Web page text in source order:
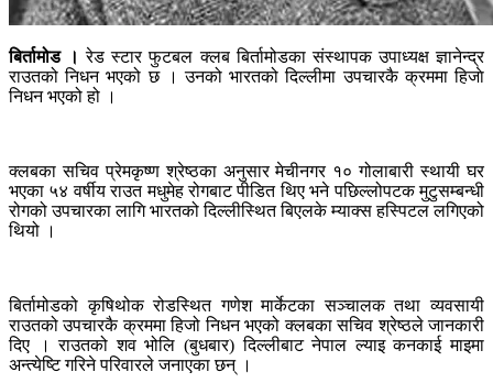
बिर्तामोड । रेड स्टार फुटबल क्लब बिर्तामोडका संस्थापक उपाध्यक्ष ज्ञानेन्द्र
राउतको निधन भएको छ । उनको भारतको दिल्लीमा उपचारकै क्रममा हिजाे
निधन भएको हो ।
क्लबका सचिव प्रेमकृष्ण श्रेष्ठका अनुसार मेचीनगर १० गोलाबारी स्थायी घर
भएका ५४ वर्षीय राउत मधुमेह रोगबाट पीडित थिए भने पछिल्लोपटक मुटुसम्बन्धी
रोगको उपचारका लागि भारतको दिल्लीस्थित बिएलके म्याक्स हस्पिटल लगिएको
थियो ।
बिर्तामोडको कृषिथोक रोडस्थित गणेश मार्केटका सञ्चालक तथा व्यवसायी
राउतको उपचारकै क्रममा हिजो निधन भएको क्लबका सचिव श्रेष्ठले जानकारी
दिए । राउतको शव भोलि (बुधबार) दिल्लीबाट नेपाल ल्याइ कनकाई माइमा
अन्त्येष्टि गरिने परिवारले जनाएका छन् ।